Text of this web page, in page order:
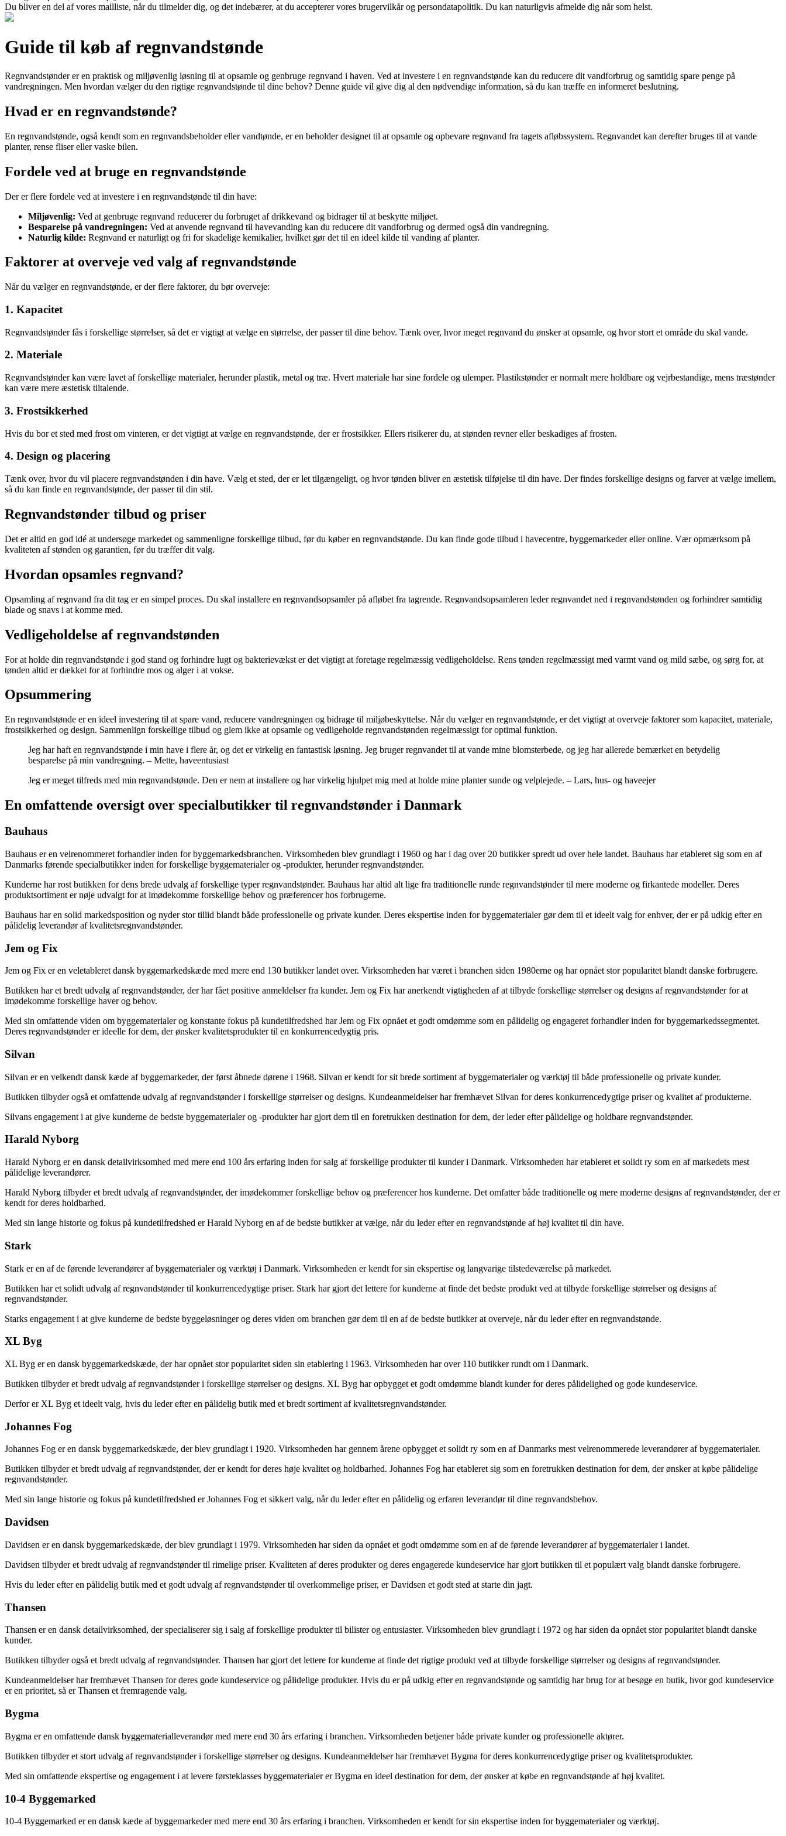
Du bliver en del af vores mailliste, når du tilmelder dig, og det indebærer, at du accepterer vores brugervilkår og persondatapolitik. Du kan naturligvis afmelde dig når som helst.
Guide til køb af regnvandstønde
Regnvandstønder er en praktisk og miljøvenlig løsning til at opsamle og genbruge regnvand i haven. Ved at investere i en regnvandstønde kan du reducere dit vandforbrug og samtidig spare penge på
vandregningen. Men hvordan vælger du den rigtige regnvandstønde til dine behov? Denne guide vil give dig al den nødvendige information, så du kan træffe en informeret beslutning.
Hvad er en regnvandstønde?
En regnvandstønde, også kendt som en regnvandsbeholder eller vandtønde, er en beholder designet til at opsamle og opbevare regnvand fra tagets afløbssystem. Regnvandet kan derefter bruges til at vande
planter, rense fliser eller vaske bilen.
Fordele ved at bruge en regnvandstønde
Der er flere fordele ved at investere i en regnvandstønde til din have:
Miljøvenlig: Ved at genbruge regnvand reducerer du forbruget af drikkevand og bidrager til at beskytte miljøet.
Besparelse på vandregningen: Ved at anvende regnvand til havevanding kan du reducere dit vandforbrug og dermed også din vandregning.
Naturlig kilde: Regnvand er naturligt og fri for skadelige kemikalier, hvilket gør det til en ideel kilde til vanding af planter.
Faktorer at overveje ved valg af regnvandstønde
Når du vælger en regnvandstønde, er der flere faktorer, du bør overveje:
1. Kapacitet
Regnvandstønder fås i forskellige størrelser, så det er vigtigt at vælge en størrelse, der passer til dine behov. Tænk over, hvor meget regnvand du ønsker at opsamle, og hvor stort et område du skal vande.
2. Materiale
Regnvandstønder kan være lavet af forskellige materialer, herunder plastik, metal og træ. Hvert materiale har sine fordele og ulemper. Plastikstønder er normalt mere holdbare og vejrbestandige, mens træstønder
kan være mere æstetisk tiltalende.
3. Frostsikkerhed
Hvis du bor et sted med frost om vinteren, er det vigtigt at vælge en regnvandstønde, der er frostsikker. Ellers risikerer du, at stønden revner eller beskadiges af frosten.
4. Design og placering
Tænk over, hvor du vil placere regnvandstønden i din have. Vælg et sted, der er let tilgængeligt, og hvor tønden bliver en æstetisk tilføjelse til din have. Der findes forskellige designs og farver at vælge imellem,
så du kan finde en regnvandstønde, der passer til din stil.
Regnvandstønder tilbud og priser
Det er altid en god idé at undersøge markedet og sammenligne forskellige tilbud, før du køber en regnvandstønde. Du kan finde gode tilbud i havecentre, byggemarkeder eller online. Vær opmærksom på
kvaliteten af ​​stønden og garantien, før du træffer dit valg.
Hvordan opsamles regnvand?
Opsamling af regnvand fra dit tag er en simpel proces. Du skal installere en regnvandsopsamler på afløbet fra tagrende. Regnvandsopsamleren leder regnvandet ned i regnvandstønden og forhindrer samtidig
blade og snavs i at komme med.
Vedligeholdelse af regnvandstønden
For at holde din regnvandstønde i god stand og forhindre lugt og bakterievækst er det vigtigt at foretage regelmæssig vedligeholdelse. Rens tønden regelmæssigt med varmt vand og mild sæbe, og sørg for, at
tønden altid er dækket for at forhindre mos og alger i at vokse.
Opsummering
En regnvandstønde er en ideel investering til at spare vand, reducere vandregningen og bidrage til miljøbeskyttelse. Når du vælger en regnvandstønde, er det vigtigt at overveje faktorer som kapacitet, materiale,
frostsikkerhed og design. Sammenlign forskellige tilbud og glem ikke at opsamle og vedligeholde regnvandstønden regelmæssigt for optimal funktion.
Jeg har haft en regnvandstønde i min have i flere år, og det er virkelig en fantastisk løsning. Jeg bruger regnvandet til at vande mine blomsterbede, og jeg har allerede bemærket en betydelig
besparelse på min vandregning. – Mette, haveentusiast
Jeg er meget tilfreds med min regnvandstønde. Den er nem at installere og har virkelig hjulpet mig med at holde mine planter sunde og velplejede. – Lars, hus- og haveejer
En omfattende oversigt over specialbutikker til regnvandstønder i Danmark
Bauhaus
Bauhaus er en velrenommeret forhandler inden for byggemarkedsbranchen. Virksomheden blev grundlagt i 1960 og har i dag over 20 butikker spredt ud over hele landet. Bauhaus har etableret sig som en af
Danmarks førende specialbutikker inden for forskellige byggematerialer og -produkter, herunder regnvandstønder.
Kunderne har rost butikken for dens brede udvalg af forskellige typer regnvandstønder. Bauhaus har altid alt lige fra traditionelle runde regnvandstønder til mere moderne og firkantede modeller. Deres
produktsortiment er nøje udvalgt for at imødekomme forskellige behov og præferencer hos forbrugerne.
Bauhaus har en solid markedsposition og nyder stor tillid blandt både professionelle og private kunder. Deres ekspertise inden for byggematerialer gør dem til et ideelt valg for enhver, der er på udkig efter en
pålidelig leverandør af kvalitetsregnvandstønder.
Jem og Fix
Jem og Fix er en veletableret dansk byggemarkedskæde med mere end 130 butikker landet over. Virksomheden har været i branchen siden 1980erne og har opnået stor popularitet blandt danske forbrugere.
Butikken har et bredt udvalg af regnvandstønder, der har fået positive anmeldelser fra kunder. Jem og Fix har anerkendt vigtigheden af at tilbyde forskellige størrelser og designs af regnvandstønder for at
imødekomme forskellige haver og behov.
Med sin omfattende viden om byggematerialer og konstante fokus på kundetilfredshed har Jem og Fix opnået et godt omdømme som en pålidelig og engageret forhandler inden for byggemarkedssegmentet.
Deres regnvandstønder er ideelle for dem, der ønsker kvalitetsprodukter til en konkurrencedygtig pris.
Silvan
Silvan er en velkendt dansk kæde af byggemarkeder, der først åbnede dørene i 1968. Silvan er kendt for sit brede sortiment af byggematerialer og værktøj til både professionelle og private kunder.
Butikken tilbyder også et omfattende udvalg af regnvandstønder i forskellige størrelser og designs. Kundeanmeldelser har fremhævet Silvan for deres konkurrencedygtige priser og kvalitet af produkterne.
Silvans engagement i at give kunderne de bedste byggematerialer og -produkter har gjort dem til en foretrukken destination for dem, der leder efter pålidelige og holdbare regnvandstønder.
Harald Nyborg
Harald Nyborg er en dansk detailvirksomhed med mere end 100 års erfaring inden for salg af forskellige produkter til kunder i Danmark. Virksomheden har etableret et solidt ry som en af markedets mest
pålidelige leverandører.
Harald Nyborg tilbyder et bredt udvalg af regnvandstønder, der imødekommer forskellige behov og præferencer hos kunderne. Det omfatter både traditionelle og mere moderne designs af regnvandstønder, der er
kendt for deres holdbarhed.
Med sin lange historie og fokus på kundetilfredshed er Harald Nyborg en af de bedste butikker at vælge, når du leder efter en regnvandstønde af høj kvalitet til din have.
Stark
Stark er en af de førende leverandører af byggematerialer og værktøj i Danmark. Virksomheden er kendt for sin ekspertise og langvarige tilstedeværelse på markedet.
Butikken har et solidt udvalg af regnvandstønder til konkurrencedygtige priser. Stark har gjort det lettere for kunderne at finde det bedste produkt ved at tilbyde forskellige størrelser og designs af
regnvandstønder.
Starks engagement i at give kunderne de bedste byggeløsninger og deres viden om branchen gør dem til en af de bedste butikker at overveje, når du leder efter en regnvandstønde.
XL Byg
XL Byg er en dansk byggemarkedskæde, der har opnået stor popularitet siden sin etablering i 1963. Virksomheden har over 110 butikker rundt om i Danmark.
Butikken tilbyder et bredt udvalg af regnvandstønder i forskellige størrelser og designs. XL Byg har opbygget et godt omdømme blandt kunder for deres pålidelighed og gode kundeservice.
Derfor er XL Byg et ideelt valg, hvis du leder efter en pålidelig butik med et bredt sortiment af kvalitetsregnvandstønder.
Johannes Fog
Johannes Fog er en dansk byggemarkedskæde, der blev grundlagt i 1920. Virksomheden har gennem årene opbygget et solidt ry som en af Danmarks mest velrenommerede leverandører af byggematerialer.
Butikken tilbyder et bredt udvalg af regnvandstønder, der er kendt for deres høje kvalitet og holdbarhed. Johannes Fog har etableret sig som en foretrukken destination for dem, der ønsker at købe pålidelige
regnvandstønder.
Med sin lange historie og fokus på kundetilfredshed er Johannes Fog et sikkert valg, når du leder efter en pålidelig og erfaren leverandør til dine regnvandsbehov.
Davidsen
Davidsen er en dansk byggemarkedskæde, der blev grundlagt i 1979. Virksomheden har siden da opnået et godt omdømme som en af de førende leverandører af byggematerialer i landet.
Davidsen tilbyder et bredt udvalg af regnvandstønder til rimelige priser. Kvaliteten af deres produkter og deres engagerede kundeservice har gjort butikken til et populært valg blandt danske forbrugere.
Hvis du leder efter en pålidelig butik med et godt udvalg af regnvandstønder til overkommelige priser, er Davidsen et godt sted at starte din jagt.
Thansen
Thansen er en dansk detailvirksomhed, der specialiserer sig i salg af forskellige produkter til bilister og entusiaster. Virksomheden blev grundlagt i 1972 og har siden da opnået stor popularitet blandt danske
kunder.
Butikken tilbyder også et bredt udvalg af regnvandstønder. Thansen har gjort det lettere for kunderne at finde det rigtige produkt ved at tilbyde forskellige størrelser og designs af regnvandstønder.
Kundeanmeldelser har fremhævet Thansen for deres gode kundeservice og pålidelige produkter. Hvis du er på udkig efter en regnvandstønde og samtidig har brug for at besøge en butik, hvor god kundeservice
er en prioritet, så er Thansen et fremragende valg.
Bygma
Bygma er en omfattende dansk byggematerialleverandør med mere end 30 års erfaring i branchen. Virksomheden betjener både private kunder og professionelle aktører.
Butikken tilbyder et stort udvalg af regnvandstønder i forskellige størrelser og designs. Kundeanmeldelser har fremhævet Bygma for deres konkurrencedygtige priser og kvalitetsprodukter.
Med sin omfattende ekspertise og engagement i at levere førsteklasses byggematerialer er Bygma en ideel destination for dem, der ønsker at købe en regnvandstønde af høj kvalitet.
10-4 Byggemarked
10-4 Byggemarked er en dansk kæde af byggemarkeder med mere end 30 års erfaring i branchen. Virksomheden er kendt for sin ekspertise inden for byggematerialer og værktøj.